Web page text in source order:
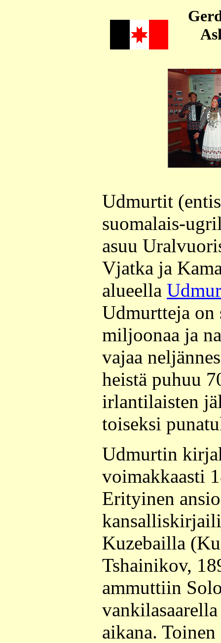
Udmurtit
suomalais-
asuu
Vjatka ja
alueella
Udmurtteja on
miljoonaa ja
vajaa
heistä puhuu
irlantilaisten
toiseksi
Udmurtin
voimakkaasti
Erityinen
Kuzebailla
Tshainikov,
ammuttiin
aikana.